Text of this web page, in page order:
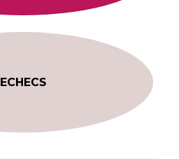
ECHECS